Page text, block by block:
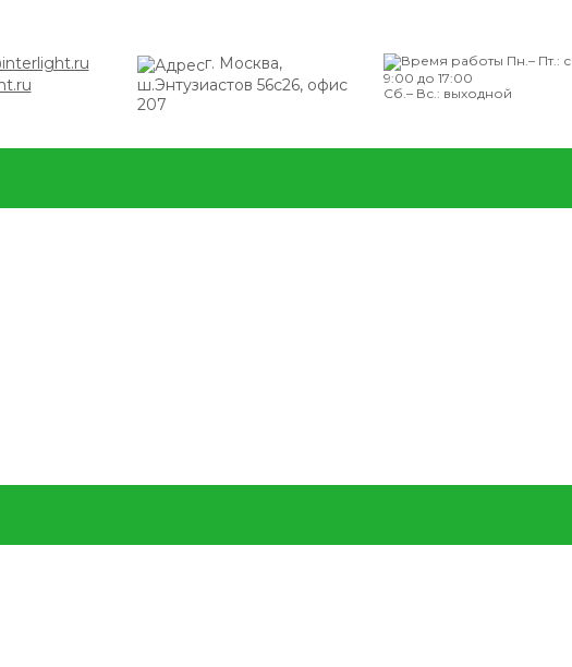
г. Москва,
ш.Энтузиастов 56с26, офис
207
Пн.– Пт.: с
9:00 до 17:00
Сб.– Вс.: выходной